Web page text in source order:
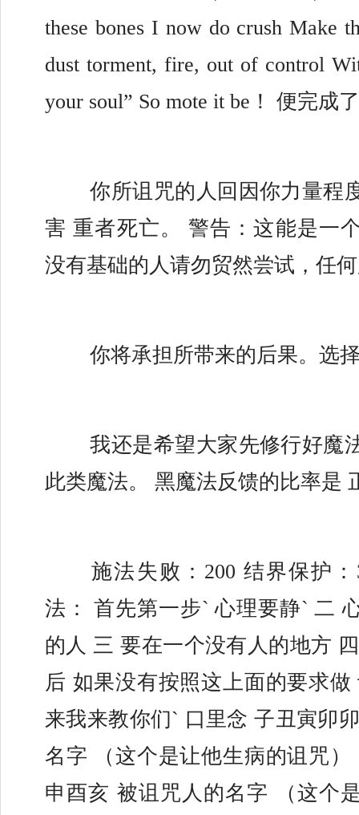
these bones I now do crush Make
dust torment, fire, out of control
your soul” So mote it be！ 便完成
	你所诅咒的人回因你力量程度的不同而遭受损
害 重者死亡。 警告：这能是一
没有基础的人请勿贸然尝试，任
你将承担所带来的后果。选
	我还是希望大家先修行好魔法结界基础在使用
此类魔法。 黑魔法反馈的比率是
	施法失败：200 结界保护：30% 另外一个方
法： 首先第一步` 心理要静` 二
的人 三 要在一个没有人的地方
后 如果没有按照这上面的要求
来我来教你们` 口里念 子丑寅卯
名字 （这个是让他生病的诅咒
申酉亥 被诅咒人的名字 （这个